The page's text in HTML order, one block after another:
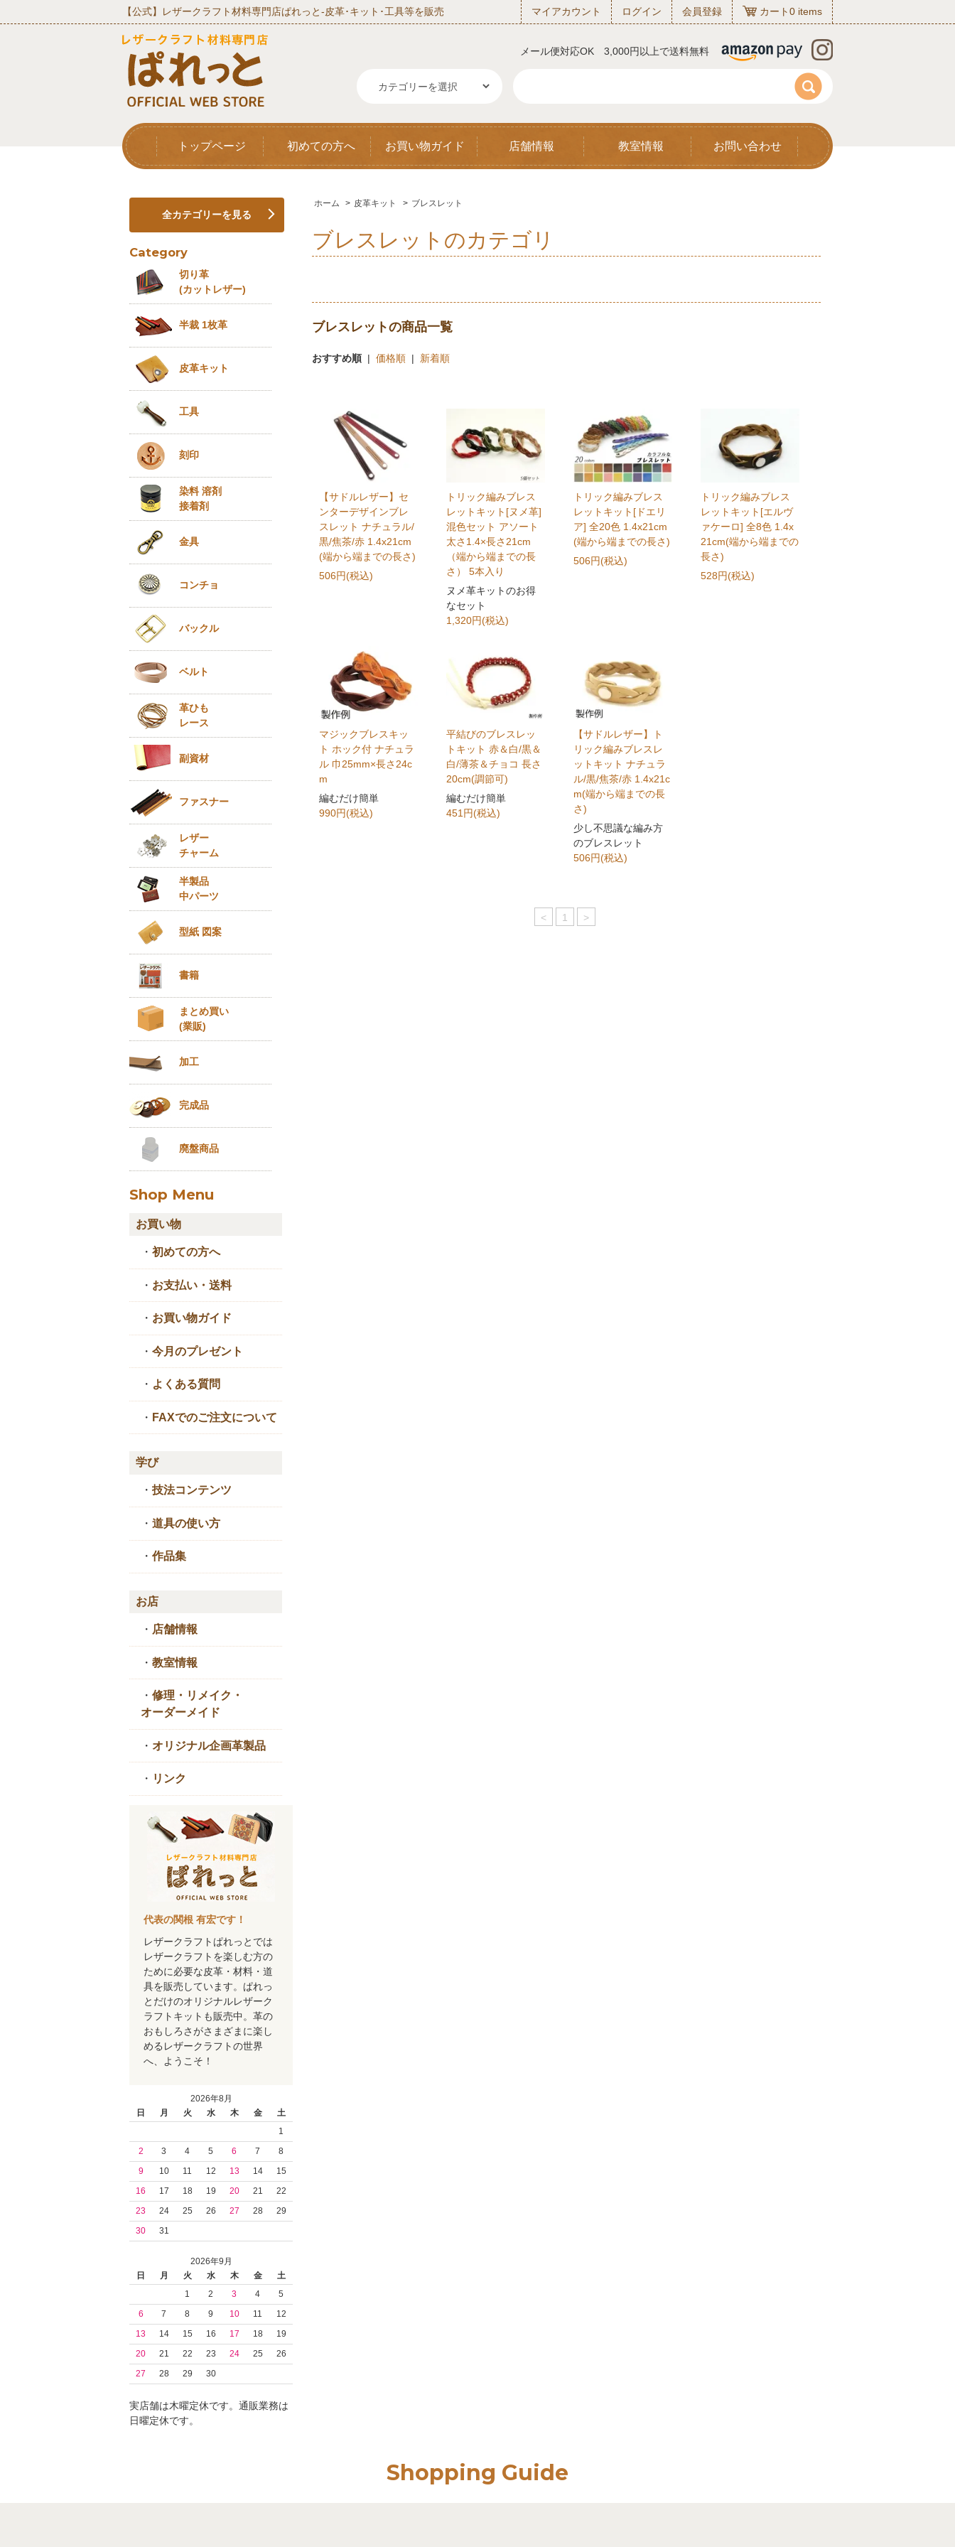
【公式】レザークラフト材料専門店ぱれっと‐皮革･キット･工具等を販売 マイアカウント ログイン 会員登録 カート0 items
メール便対応OK 3,000円以上で送料無料
トップページ 初めての方へ お買い物ガイド 店舗情報 教室情報 お問い合わせ
ホーム > 皮革キット > ブレスレット
ブレスレットのカテゴリ
ブレスレットの商品一覧
おすすめ順 |価格順 | 新着順
【サドルレザー】セ
ンターデザインブレ
スレット ナチュラル/
黒/焦茶/赤 1.4x21cm
(端から端までの長さ)
506円(税込)
トリック編みブレス
レットキット[ヌメ革]
混色セット アソート
太さ1.4×長さ21cm
（端から端までの長
さ） 5本入り
ヌメ革キットのお得
なセット
1,320円(税込)
トリック編みブレス
レットキット[ドエリ
ア] 全20色 1.4x21cm
(端から端までの長さ)
506円(税込)
トリック編みブレス
レットキット[エルヴ
ァケーロ] 全8色 1.4x
21cm(端から端までの
長さ)
528円(税込)
マジックブレスキッ
ト ホック付 ナチュラ
ル 巾25mm×長さ24c
m
編むだけ簡単
990円(税込)
平結びのブレスレッ
トキット 赤＆白/黒＆
白/薄茶＆チョコ 長さ
20cm(調節可)
編むだけ簡単
451円(税込)
【サドルレザー】ト
リック編みブレスレ
ットキット ナチュラ
ル/黒/焦茶/赤 1.4x21c
m(端から端までの長
さ)
少し不思議な編み方
のブレスレット
506円(税込)
< 1 >
全カテゴリーを見る
Category
切り革
(カットレザー)
半裁 1枚革
皮革キット
工具
刻印
染料 溶剤
接着剤
金具
コンチョ
バックル
ベルト
革ひも
レース
副資材
ファスナー
レザー
チャーム
半製品
中パーツ
型紙 図案
書籍
まとめ買い
(業販)
加工
完成品
廃盤商品
Shop Menu
お買い物
・ 初めての方へ
・ お支払い・送料
・ お買い物ガイド
・ 今月のプレゼント
・ よくある質問
・ FAXでのご注文について
学び
・ 技法コンテンツ
・ 道具の使い方
・ 作品集
お店
・ 店舗情報
・ 教室情報
・ 修理・リメイク・
オーダーメイド
・ オリジナル企画革製品
・ リンク
代表の関根 有宏です！
レザークラフトぱれっとでは
レザークラフトを楽しむ方の
ために必要な皮革・材料・道
具を販売しています。ぱれっ
とだけのオリジナルレザーク
ラフトキットも販売中。革の
おもしろさがさまざまに楽し
めるレザークラフトの世界
へ、ようこそ！
2026年8月
日
月 火 水 木 金
土
1
2
3 4 5 6 7
8
9
10 11 12 13 14
15
16
17 18 19 20 21
22
23
24 25 26 27 28
29
30
31
2026年9月
日
月 火 水 木 金
土
1
2 3 4
5
6
7 8 9 10 11
12
13
14 15 16 17 18
19
20
21 22 23 24 25
26
27
28 29 30
実店舗は木曜定休です。通販業務は
日曜定休です。
Shopping Guide